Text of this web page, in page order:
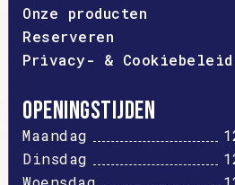
Onze producten
Reserveren
Privacy- & Cookiebeleid
Openingstijden
Maandag
Dinsdag